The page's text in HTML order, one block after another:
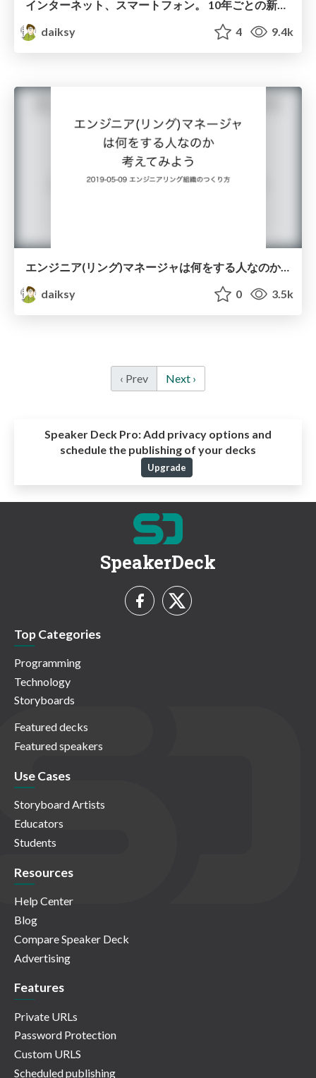
daiksy
4 9.4k
エンジニア(リング)マネージャは何をする人なのか考えてみよう / sansan 2019 05
daiksy
0 3.5k
‹ Prev Next ›
Speaker Deck Pro:Add privacy options and
schedule the publishing of your decks
Upgrade
SpeakerDeck
Top Categories
Programming
Technology
Storyboards
Featured decks
Featured speakers
Use Cases
Storyboard Artists
Educators
Students
Resources
Help Center
Blog
Compare Speaker Deck
Advertising
Features
Private URLs
Password Protection
Custom URLS
Scheduled publishing